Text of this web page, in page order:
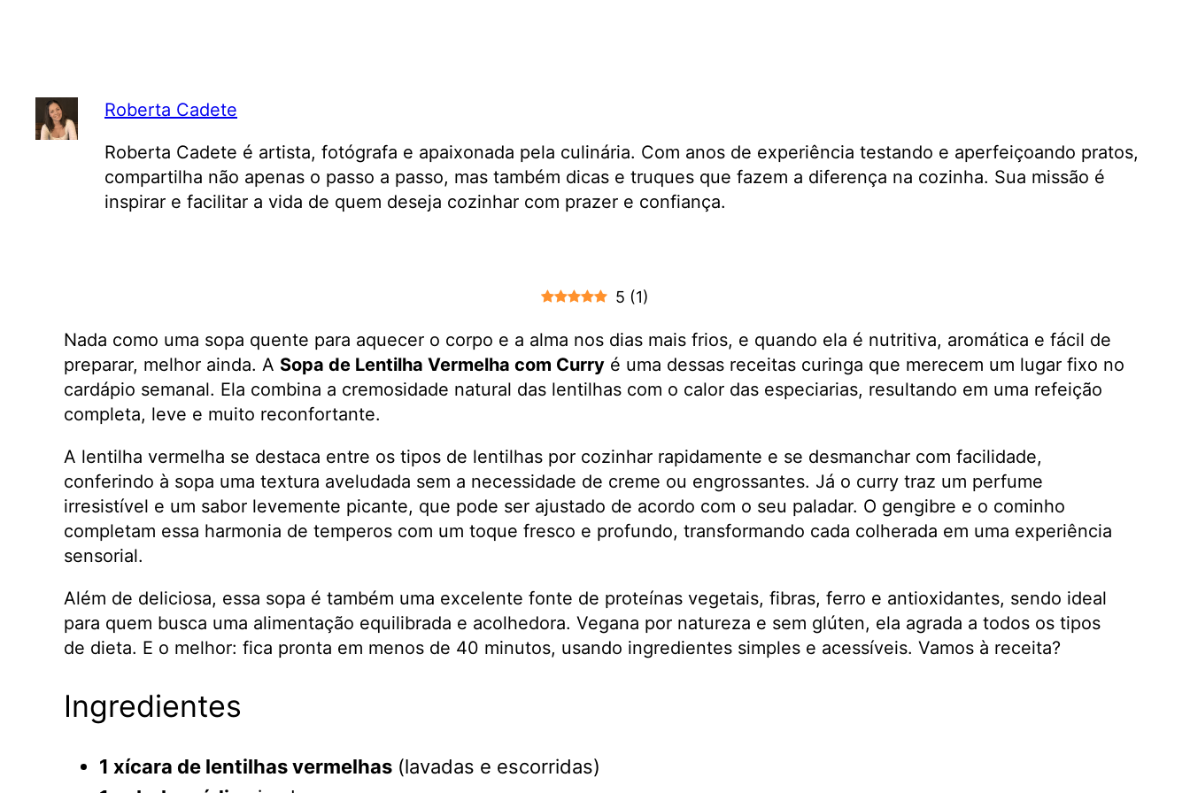
Roberta Cadete
Roberta Cadete é artista, fotógrafa e apaixonada pela culinária. Com anos de experiência testando e aperfeiçoando pratos,
compartilha não apenas o passo a passo, mas também dicas e truques que fazem a diferença na cozinha. Sua missão é
inspirar e facilitar a vida de quem deseja cozinhar com prazer e confiança.
5 (1)
Nada como uma sopa quente para aquecer o corpo e a alma nos dias mais frios, e quando ela é nutritiva, aromática e fácil de
preparar, melhor ainda. A Sopa de Lentilha Vermelha com Curry é uma dessas receitas curinga que merecem um lugar fixo no
cardápio semanal. Ela combina a cremosidade natural das lentilhas com o calor das especiarias, resultando em uma refeição
completa, leve e muito reconfortante.
A lentilha vermelha se destaca entre os tipos de lentilhas por cozinhar rapidamente e se desmanchar com facilidade,
conferindo à sopa uma textura aveludada sem a necessidade de creme ou engrossantes. Já o curry traz um perfume
irresistível e um sabor levemente picante, que pode ser ajustado de acordo com o seu paladar. O gengibre e o cominho
completam essa harmonia de temperos com um toque fresco e profundo, transformando cada colherada em uma experiência
sensorial.
Além de deliciosa, essa sopa é também uma excelente fonte de proteínas vegetais, fibras, ferro e antioxidantes, sendo ideal
para quem busca uma alimentação equilibrada e acolhedora. Vegana por natureza e sem glúten, ela agrada a todos os tipos
de dieta. E o melhor: fica pronta em menos de 40 minutos, usando ingredientes simples e acessíveis. Vamos à receita?
Ingredientes
1 xícara de lentilhas vermelhas (lavadas e escorridas)